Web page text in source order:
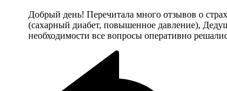
Добрый день! Перечитала много отзывов о
(сахарный диабет, повышенное давление),
необходимости все вопросы оперативно